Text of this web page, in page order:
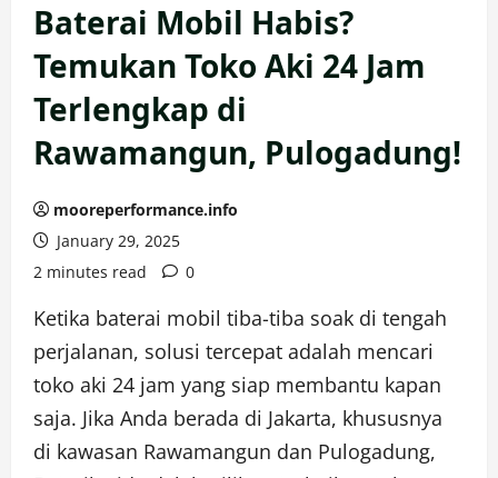
Baterai Mobil Habis?
Temukan Toko Aki 24 Jam
Terlengkap di
Rawamangun, Pulogadung!
mooreperformance.info
January 29, 2025
2 minutes read
0
Ketika baterai mobil tiba-tiba soak di tengah
perjalanan, solusi tercepat adalah mencari
toko aki 24 jam yang siap membantu kapan
saja. Jika Anda berada di Jakarta, khususnya
di kawasan Rawamangun dan Pulogadung,